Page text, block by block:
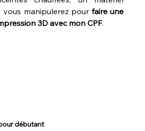
vous manipulerez pour faire une
3D avec mon CPF.
débutant